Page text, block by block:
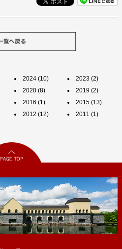
2024 (10)
2023 (2)
2020 (8)
2019 (2)
2016 (1)
2015 (13)
2012 (12) 2011 (1)